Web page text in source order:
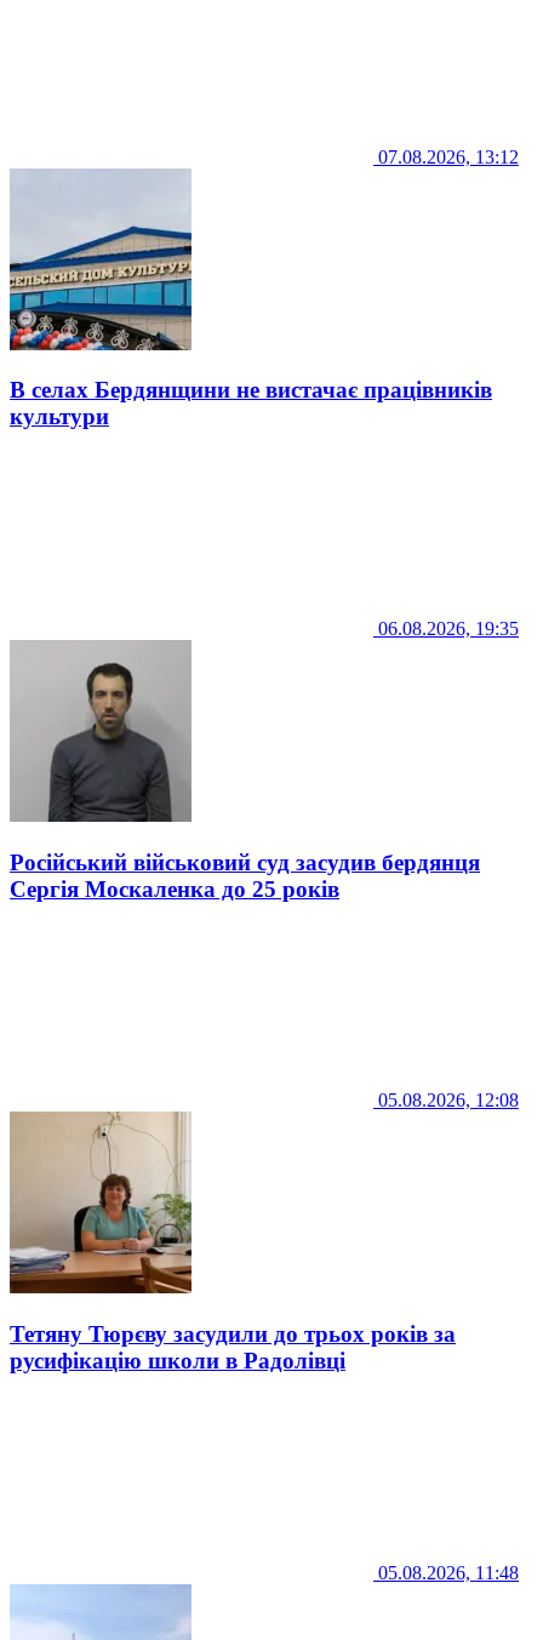
07.08.2026, 13:12
В селах Бердянщини не вистачає працівників
культури
06.08.2026, 19:35
Російський військовий суд засудив бердянця
Сергія Москаленка до 25 років
05.08.2026, 12:08
Тетяну Тюрєву засудили до трьох років за
русифікацію школи в Радолівці
05.08.2026, 11:48